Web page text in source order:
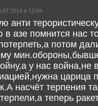
в 13:04
анти
в азе помнится нас
потом
у нас война,не
царица
насчёт терпения
теперь